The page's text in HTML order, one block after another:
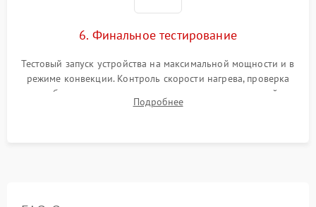
6. Финальное тестирование
Тестовый запуск устройства на максимальной мощности и в
режиме конвекции. Контроль скорости нагрева, проверка
срабатывания термостата при достижении заданной
температуры и тест на отсутствие утечек тока.
Подробнее